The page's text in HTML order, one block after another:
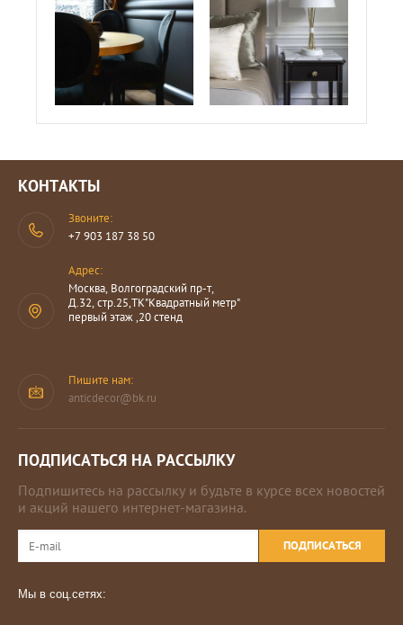
КОНТАКТЫ
Звоните:
+7 903 187 38 50
Адрес:
Москва, Волгоградский пр-т,
Д.32, стр.25,ТК"Квадратный метр"
первый этаж ,20 стенд
Пишите нам:
anticdecor@bk.ru
ПОДПИСАТЬСЯ НА РАССЫЛКУ
Подпишитесь на рассылку и будьте в курсе всех новостей
и акций нашего интернет-магазина.
ПОДПИСАТЬСЯ
Мы в соц.сетях: